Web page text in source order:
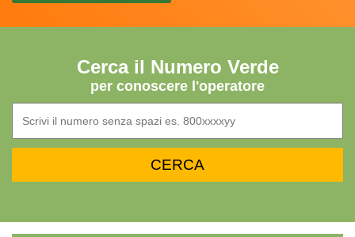
Cerca il Numero Verde
per conoscere l'operatore